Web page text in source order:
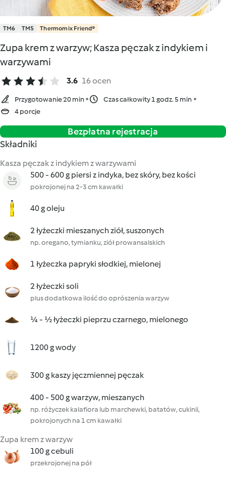
TM6 TM5 Thermomix Friend®
Zupa krem z warzyw; Kasza pęczak z indykiem i
warzywami
3.6 16 ocen
Przygotowanie 20 min
Czas całkowity 1 godz. 5 min
4 porcje
Bezpłatna rejestracja
Składniki
Kasza pęczak z indykiem z warzywami
500 - 600 g piersi z indyka, bez skóry, bez kości
pokrojonej na 2-3 cm kawałki
40 g oleju
2 łyżeczki mieszanych ziół, suszonych
np. oregano, tymianku, ziół prowansalskich
1 łyżeczka papryki słodkiej, mielonej
2 łyżeczki soli
plus dodatkowa ilość do oprószenia warzyw
¼ - ½ łyżeczki pieprzu czarnego, mielonego
1200 g wody
300 g kaszy jęczmiennej pęczak
400 - 500 g warzyw, mieszanych
np. różyczek kalafiora lub marchewki, batatów, cukinii,
pokrojonych na 1 cm kawałki
Zupa krem z warzyw
100 g cebuli
przekrojonej na pół